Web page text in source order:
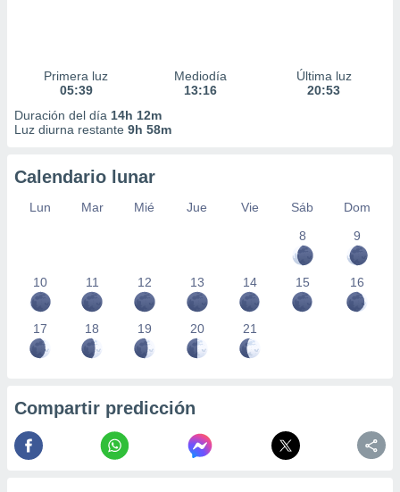
Primera luz
05:39
Mediodía
13:16
Última luz
20:53
Duración del día 14h 12m
Luz diurna restante 9h 58m
Calendario lunar
Lun Mar Mié Jue Vie Sáb
Dom
8
9
10 11 12 13 14 15 16
17 18 19 20 21
Compartir predicción